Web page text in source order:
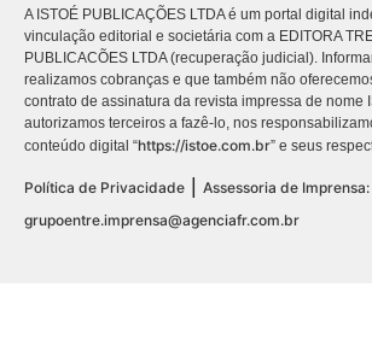
A ISTOÉ PUBLICAÇÕES LTDA é um portal digital
vinculação editorial e societária com a EDITORA
PUBLICACÕES LTDA (recuperação judicial).
realizamos cobranças e que também não
contrato de assinatura da revista impressa de nome
autorizamos terceiros a fazê-lo, nos
conteúdo digital “https://istoe.com.br” e seus
Política de Privacidade
Assessoria de Imprensa:
grupoentre.imprensa@agenciafr.com.br